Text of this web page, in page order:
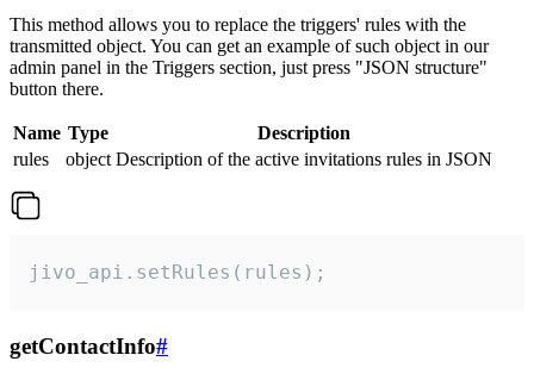
This method allows you to replace the triggers' rules with the
transmitted object. You can get an example of such object in our
admin panel in the Triggers section, just press "JSON structure"
button there.
Name Type
Description
rules
object Description of the active invitations rules in JSON
jivo_api.setRules(rules);
getContactInfo#